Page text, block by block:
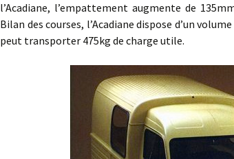
l’Acadiane, l’empattement augmente de
Bilan des courses, l’Acadiane dispose d’un
peut transporter 475kg de charge utile.